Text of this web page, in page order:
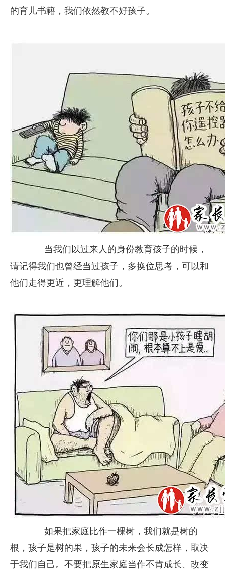
的育儿书籍，我们依然教不好孩子。
当我们以过来人的身份教育孩子的时候，
请记得我们也曾经当过孩子，多换位思考，可以和
他们走得更近，更理解他们。
如果把家庭比作一棵树，我们就是树的
根，孩子是树的果，孩子的未来会长成怎样，取决
于我们自己。不要把原生家庭当作不肯成长、改变